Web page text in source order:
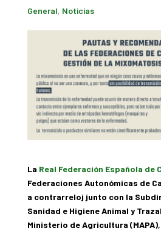
General, Noticias
La Real Federación Española de
Federaciones Autonómicas de
a contrarreloj junto con la
Sanidad e Higiene Animal y
Ministerio de Agricultura